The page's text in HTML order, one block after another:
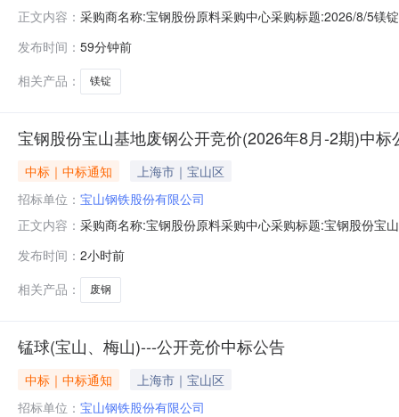
正文内容： 采购商名称:宝钢股份原料采购中心采购标题:2026/8/5镁
发布时间： 59分钟前
相关产品：
镁锭
宝钢股份宝山基地废钢公开竞价(2026年8月-2期)中标
中标｜中标通知
上海市｜宝山区
招标单位： 宝山钢铁股份有限公司
正文内容： 采购商名称:宝钢股份原料采购中心采购标题:宝钢股份宝
发布时间： 2小时前
相关产品：
废钢
锰球(宝山、梅山)---公开竞价中标公告
中标｜中标通知
上海市｜宝山区
招标单位： 宝山钢铁股份有限公司